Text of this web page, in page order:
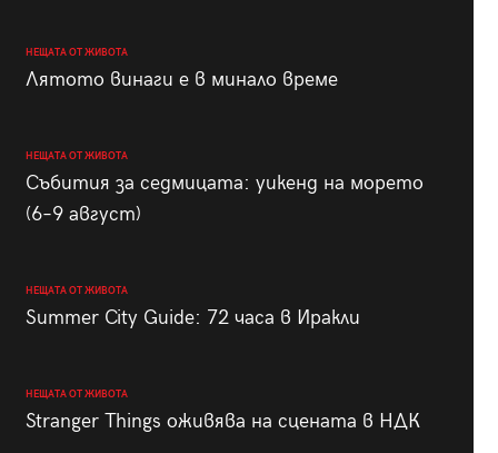
НЕЩАТА ОТ ЖИВОТА
Лятото винаги е в минало време
НЕЩАТА ОТ ЖИВОТА
Събития за седмицата: уикенд на морето
(6–9 август)
НЕЩАТА ОТ ЖИВОТА
Summer City Guide: 72 часа в Иракли
НЕЩАТА ОТ ЖИВОТА
Stranger Things оживява на сцената в НДК